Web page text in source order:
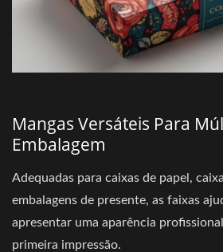
Mangas Versáteis Para
Embalagem
Adequadas para caixas de papel,
embalagens de presente, as faixas
apresentar uma aparência
primeira impressão.